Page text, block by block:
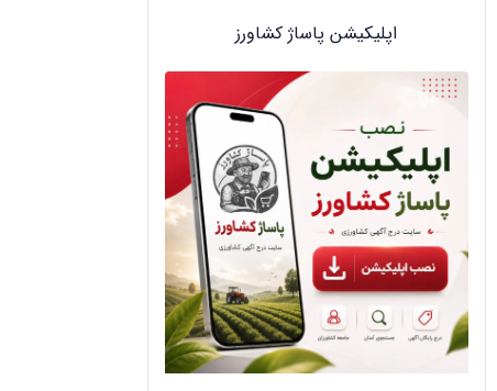
اپلیکیشن پاساژ کشاورز